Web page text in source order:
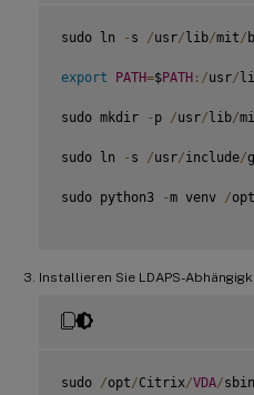
sudo ln - s /usr/lib/mit/
export PATH=$PATH : /usr/
sudo mkdir - p /usr/lib/
sudo ln - s /usr/include/
sudo python3 -m venv /opt
Installieren Sie LDAPS-
sudo /opt/Citrix/VDA/sbin